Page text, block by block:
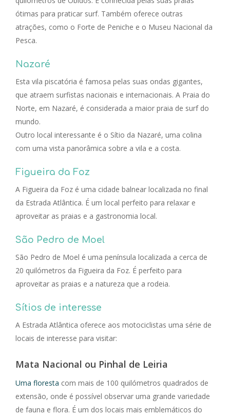
ótimas para praticar surf. Também oferece outras
atrações, como o Forte de Peniche e o Museu Nacional da
Pesca.
Nazaré
Esta vila piscatória é famosa pelas suas ondas gigantes,
que atraem surfistas nacionais e internacionais. A Praia do
Norte, em Nazaré, é considerada a maior praia de surf do
mundo.
Outro local interessante é o Sítio da Nazaré, uma colina
com uma vista panorâmica sobre a vila e a costa.
Figueira da Foz
A Figueira da Foz é uma cidade balnear localizada no final
da Estrada Atlântica. É um local perfeito para relaxar e
aproveitar as praias e a gastronomia local.
São Pedro de Moel
São Pedro de Moel é uma península localizada a cerca de
20 quilómetros da Figueira da Foz. É perfeito para
aproveitar as praias e a natureza que a rodeia.
Sítios de interesse
A Estrada Atlântica oferece aos motociclistas uma série de
locais de interesse para visitar:
Mata Nacional ou Pinhal de Leiria
Uma floresta com mais de 100 quilómetros quadrados de
extensão, onde é possível observar uma grande variedade
de fauna e flora. É um dos locais mais emblemáticos do